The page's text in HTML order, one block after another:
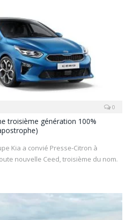
0
troisième génération 100%
Kia a convié Presse-Citron à
nouvelle Ceed, troisième du nom.